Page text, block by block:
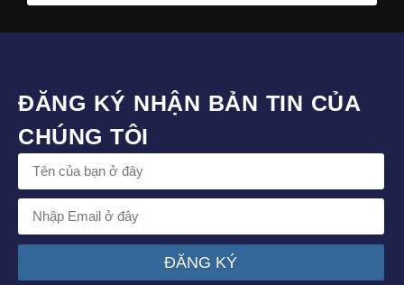
ĐĂNG KÝ NHẬN BẢN TIN CỦA
CHÚNG TÔI
ĐĂNG KÝ